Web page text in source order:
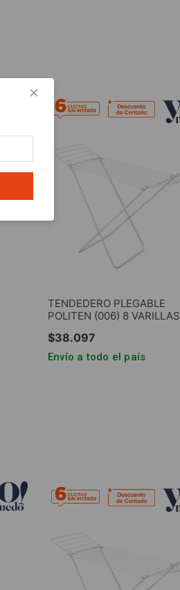
×
TENDEDERO PLEGABLE
POLITEN (006) 8 VARILLAS
$38.097
Envío a todo el país